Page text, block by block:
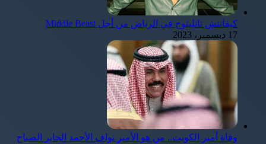
كيفانتش تاتليتوج في الرياض من أجل Middle Beast
17 ديسمبر، 2023
وفاة أمير الكويت.. من هو الأمير نواف الأحمد الجابر الصباح